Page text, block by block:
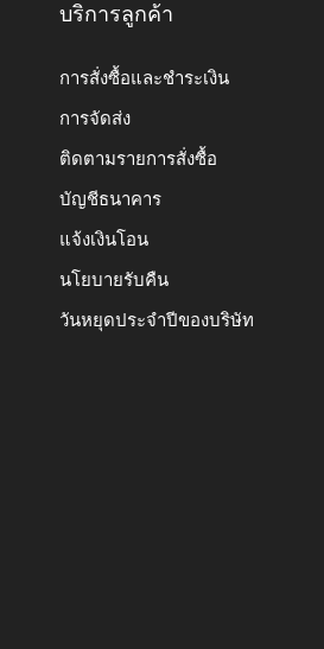
บริการลูกค้า
การสั่งซื้อและชำระเงิน
การจัดส่ง
ติดตามรายการสั่งซื้อ
บัญชีธนาคาร
แจ้งเงินโอน
นโยบายรับคืน
วันหยุดประจำปีของบริษัท